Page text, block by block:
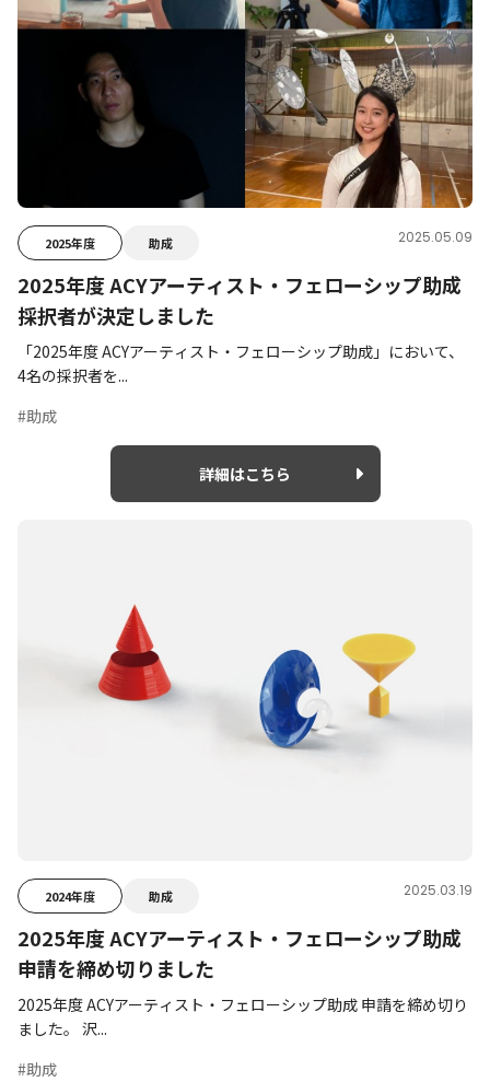
2025年度 助成 2025.05.09
2025年度 ACYアーティスト・フェローシップ助成
採択者が決定しました
「2025年度 ACYアーティスト・フェローシップ助成」において、
4名の採択者を...
#助成
詳細はこちら
2024年度 助成 2025.03.19
2025年度 ACYアーティスト・フェローシップ助成
申請を締め切りました
2025年度 ACYアーティスト・フェローシップ助成 申請を締め切り
ました。 沢...
#助成